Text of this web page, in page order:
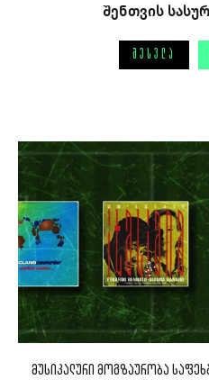
შენთვის
ᲨᲔᲡᲕᲚᲐ
ᲛᲣᲡᲘᲙᲐᲚᲣᲠᲘ ᲛᲝᲒᲖᲐᲣᲠᲝᲑᲐ